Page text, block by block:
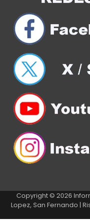
Copyright © 2026
Lopez, San Fernando |